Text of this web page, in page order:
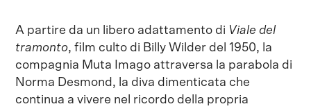
A partire da un libero adattamento di Viale del
tramonto, film culto di Billy Wilder del 1950, la
compagnia Muta Imago attraversa la parabola di
Norma Desmond, la diva dimenticata che
continua a vivere nel ricordo della propria